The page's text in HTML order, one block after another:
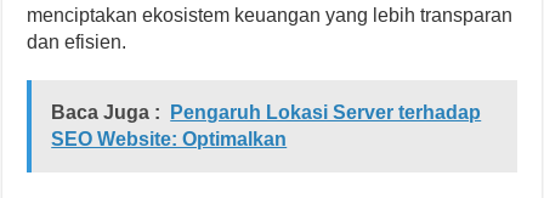
menciptakan ekosistem keuangan yang lebih transparan
dan efisien.
Baca Juga :
Pengaruh Lokasi Server terhadap
SEO Website: Optimalkan